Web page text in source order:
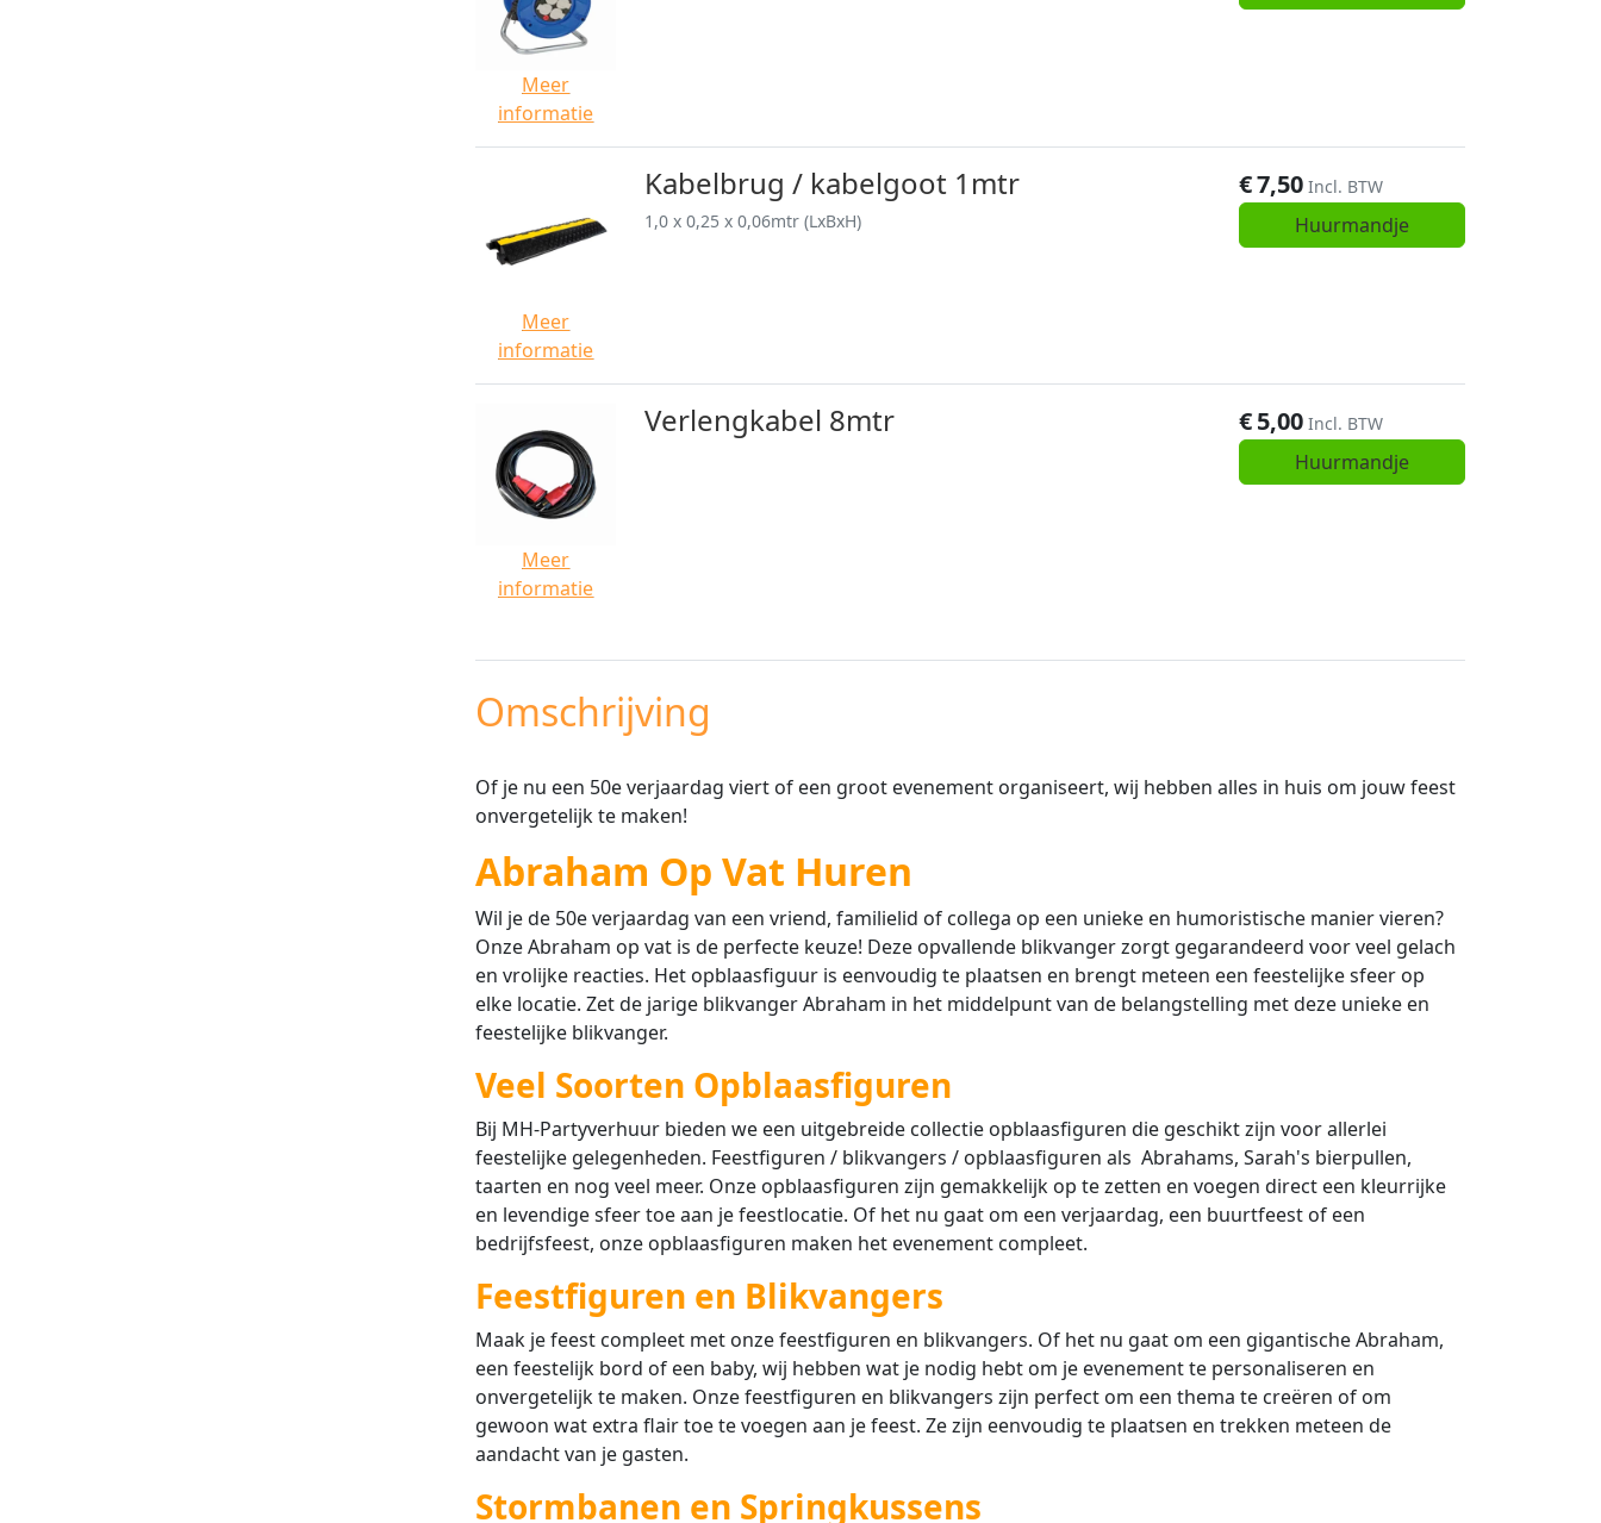
Omschrijving
Of je nu een 50e verjaardag viert of een groot evenement organiseert, wij hebben alles in huis om jouw feest
onvergetelijk te maken!
Abraham Op Vat Huren
Wil je de 50e verjaardag van een vriend, familielid of collega op een unieke en humoristische manier vieren?
Onze Abraham op vat is de perfecte keuze! Deze opvallende blikvanger zorgt gegarandeerd voor veel gelach
en vrolijke reacties. Het opblaasfiguur is eenvoudig te plaatsen en brengt meteen een feestelijke sfeer op
elke locatie. Zet de jarige blikvanger Abraham in het middelpunt van de belangstelling met deze unieke en
feestelijke blikvanger.
Veel Soorten Opblaasfiguren
Bij MH-Partyverhuur bieden we een uitgebreide collectie opblaasfiguren die geschikt zijn voor allerlei
feestelijke gelegenheden. Feestfiguren / blikvangers / opblaasfiguren als Abrahams, Sarah's bierpullen,
taarten en nog veel meer. Onze opblaasfiguren zijn gemakkelijk op te zetten en voegen direct een kleurrijke
en levendige sfeer toe aan je feestlocatie. Of het nu gaat om een verjaardag, een buurtfeest of een
bedrijfsfeest, onze opblaasfiguren maken het evenement compleet.
Feestfiguren en Blikvangers
Maak je feest compleet met onze feestfiguren en blikvangers. Of het nu gaat om een gigantische Abraham,
een feestelijk bord of een baby, wij hebben wat je nodig hebt om je evenement te personaliseren en
onvergetelijk te maken. Onze feestfiguren en blikvangers zijn perfect om een thema te creëren of om
gewoon wat extra flair toe te voegen aan je feest. Ze zijn eenvoudig te plaatsen en trekken meteen de
aandacht van je gasten.
Stormbanen en Springkussens
Meer
informatie
Meer
informatie
€7,50 Incl. BTW
Huurmandje
Kabelbrug / kabelgoot 1mtr
1,0 x 0,25 x 0,06mtr (LxBxH)
Meer
informatie
€5,00 Incl. BTW
Huurmandje
Verlengkabel 8mtr